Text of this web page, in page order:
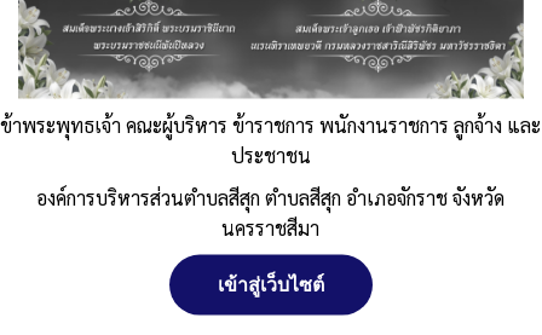
จัดการ การอนุญาตใช้งาน Cookies
ข้าพระพุทธเจ้า คณะผู้บริหาร ข้าราชการ พนักงานราชการ ลูกจ้าง และ
ประชาชน
องค์การบริหารส่วนตำบลสีสุก ตำบลสีสุก อำเภอจักราช จังหวัด
นครราชสีมา
เข้าสู่เว็บไซต์